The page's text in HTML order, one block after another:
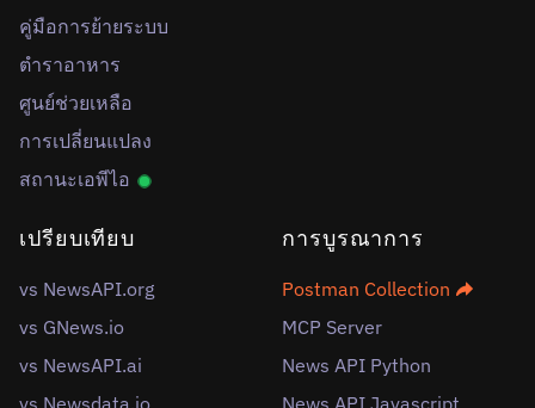
คู่มือการย้ายระบบ
ตำราอาหาร
ศูนย์ช่วยเหลือ
การเปลี่ยนแปลง
สถานะเอพีไอ
เปรียบเทียบ
vs NewsAPI.org
vs GNews.io
vs NewsAPI.ai
vs Newsdata.io
การบูรณาการ
Postman Collection
MCP Server
News API Python
News API Javascript